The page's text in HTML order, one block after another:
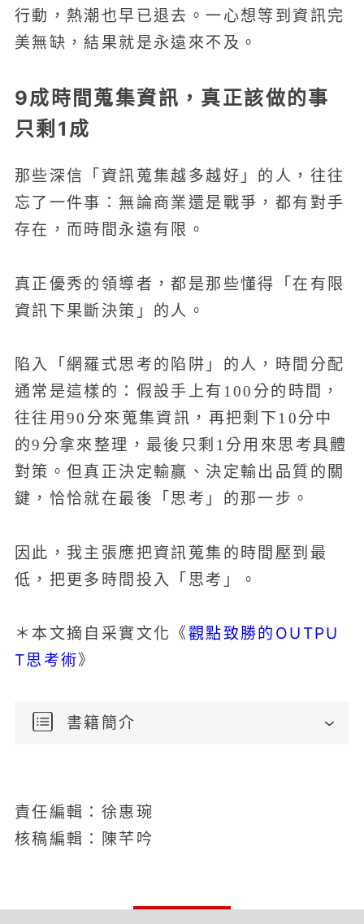
行動，熱潮也早已退去。一心想等到資訊完
美無缺，結果就是永遠來不及。
9成時間蒐集資訊，真正該做的事
只剩1成
那些深信「資訊蒐集越多越好」的人，往往
忘了一件事：無論商業還是戰爭，都有對手
存在，而時間永遠有限。
真正優秀的領導者，都是那些懂得「在有限
資訊下果斷決策」的人。
陷入「網羅式思考的陷阱」的人，時間分配
通常是這樣的：假設手上有100分的時間，
往往用90分來蒐集資訊，再把剩下10分中
的9分拿來整理，最後只剩1分用來思考具體
對策。但真正決定輸贏、決定輸出品質的關
鍵，恰恰就在最後「思考」的那一步。
因此，我主張應把資訊蒐集的時間壓到最
低，把更多時間投入「思考」。
＊本文摘自采實文化《觀點致勝的OUTPU
T思考術》
書籍簡介
責任編輯：徐惠琬
核稿編輯：陳芊吟